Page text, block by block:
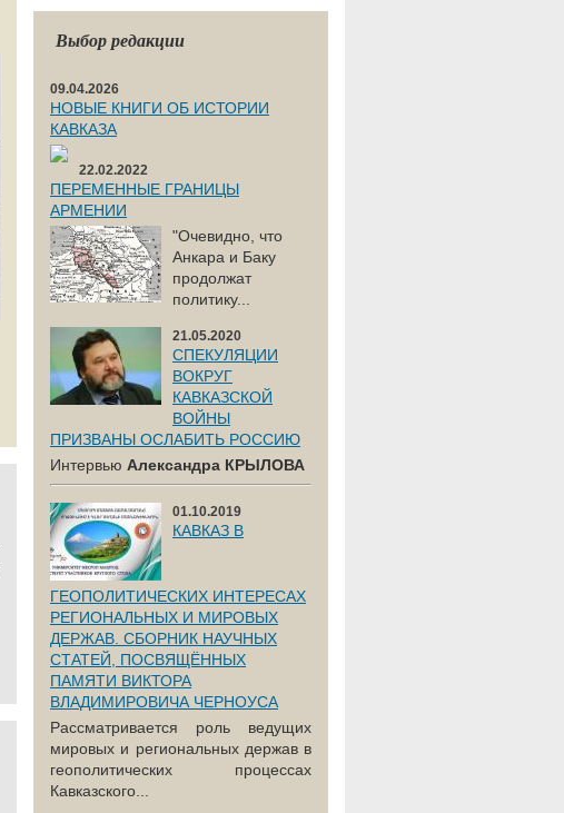
Выбор редакции
09.04.2026
НОВЫЕ КНИГИ ОБ ИСТОРИИ
КАВКАЗА
22.02.2022
ПЕРЕМЕННЫЕ ГРАНИЦЫ
АРМЕНИИ
"Очевидно, что
Анкара и Баку
продолжат
политику...
21.05.2020
СПЕКУЛЯЦИИ
ВОКРУГ
КАВКАЗСКОЙ
ВОЙНЫ
ПРИЗВАНЫ ОСЛАБИТЬ РОССИЮ
Интервью Александра КРЫЛОВА
01.10.2019
КАВКАЗ В
ГЕОПОЛИТИЧЕСКИХ ИНТЕРЕСАХ
РЕГИОНАЛЬНЫХ И МИРОВЫХ
ДЕРЖАВ. СБОРНИК НАУЧНЫХ
СТАТЕЙ, ПОСВЯЩЁННЫХ
ПАМЯТИ ВИКТОРА
ВЛАДИМИРОВИЧА ЧЕРНОУСА
Рассматривается роль ведущих
мировых и региональных держав в
геополитических процессах
Кавказского...